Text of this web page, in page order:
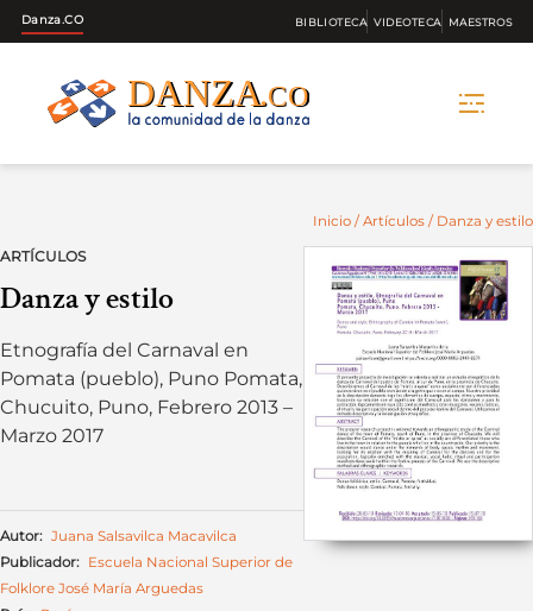
Danza.CO BIBLIOTECA VIDEOTECA MAESTROS
Inicio / Artículos / Danza y estilo
ARTÍCULOS
Danza y estilo
Etnografía del Carnaval en
Pomata (pueblo), Puno Pomata,
Chucuito, Puno, Febrero 2013 –
Marzo 2017
Autor: Juana Salsavilca Macavilca
Publicador: Escuela Nacional Superior de
Folklore José María Arguedas